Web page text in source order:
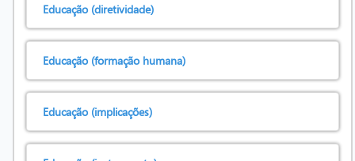
Educação (diretividade)
Educação (formação humana)
Educação (implicações)